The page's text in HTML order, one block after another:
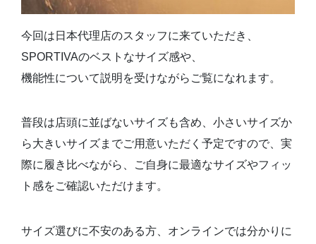
今回は日本代理店のスタッフに来ていただき、
SPORTIVAのベストなサイズ感や、
機能性について説明を受けながらご覧になれます。
普段は店頭に並ばないサイズも含め、小さいサイズか
ら大きいサイズまでご用意いただく予定ですので、実
際に履き比べながら、ご自身に最適なサイズやフィッ
ト感をご確認いただけます。
サイズ選びに不安のある方、オンラインでは分かりに